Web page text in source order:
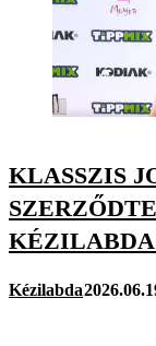
KLASSZIS
Kézilabda